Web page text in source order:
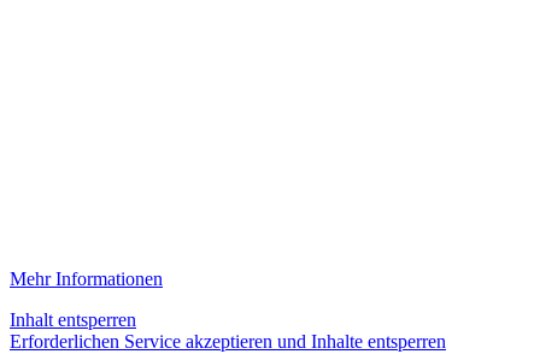
Mehr Informationen
Inhalt entsperren
Erforderlichen Service akzeptieren und Inhalte entsperren